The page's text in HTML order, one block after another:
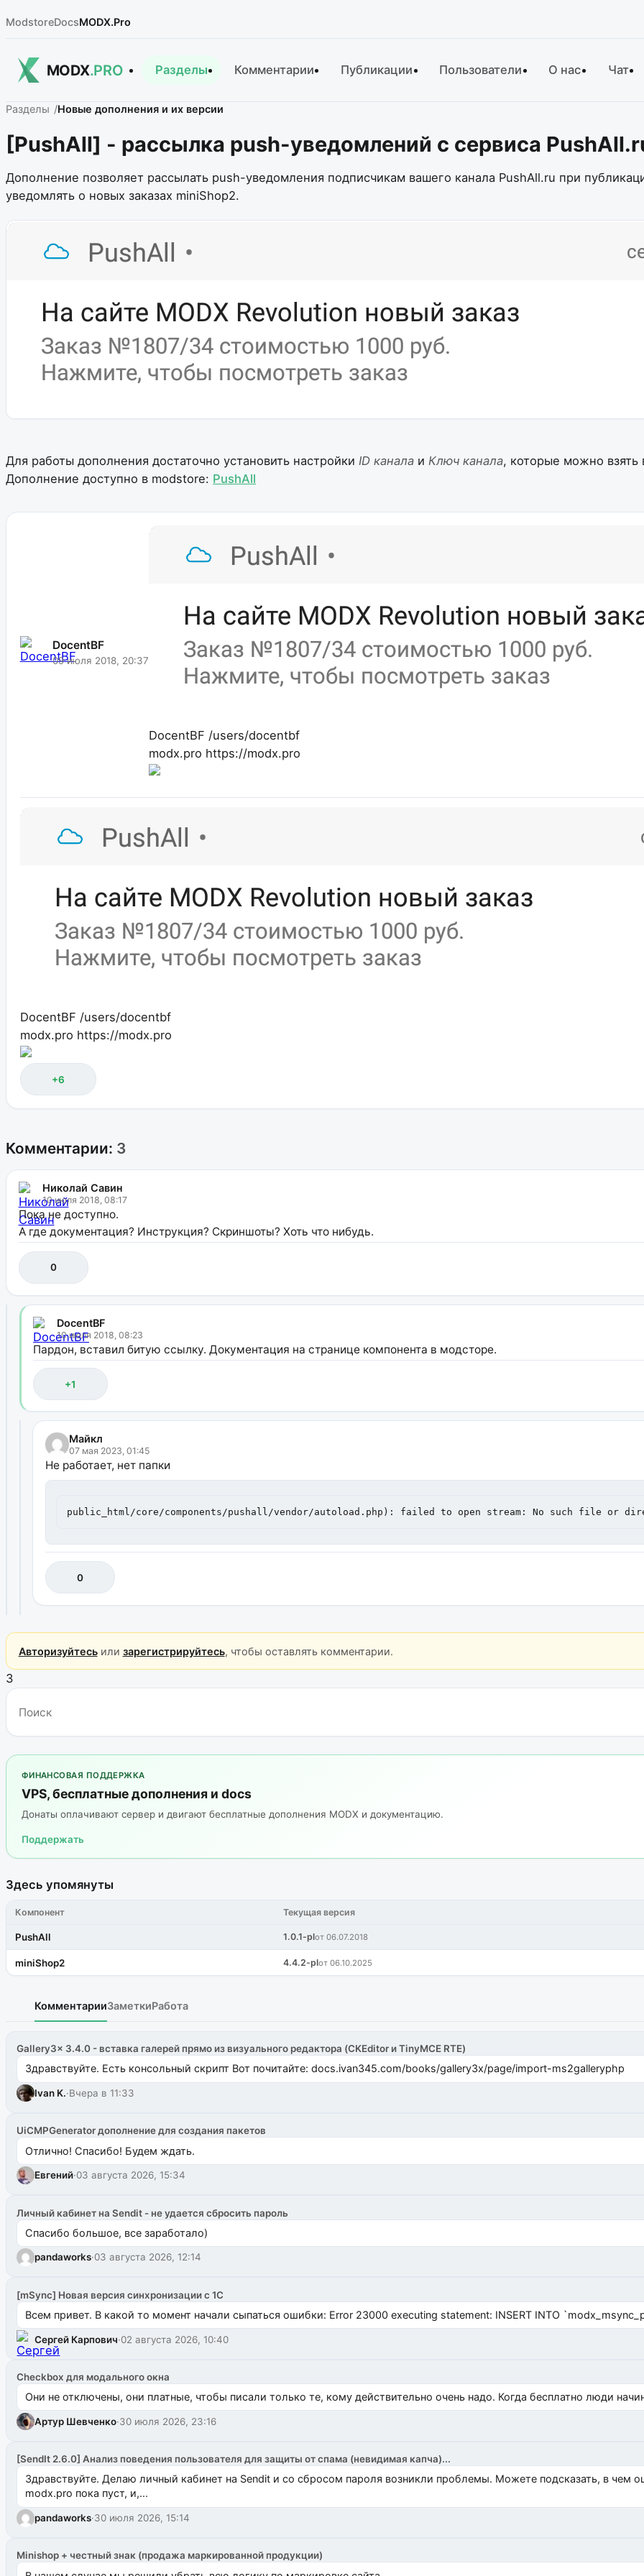
ModstoreDocsMODX.Pro
MODX.PRO Разделы Комментарии Публикации Пользователи О нас Чат
Разделы Новые дополнения и их версии
[PushAll] - рассылка push-уведомлений с сервиса
Дополнение позволяет рассылать push-уведомления подписчикам вашего канала PushAll.ru при
уведомлять о новых заказах miniShop2.
Для работы дополнения достаточно установить настройки ID канала и Ключ канала, которые можно взять
Дополнение доступно в modstore: PushAll
DocentBF
09 июля 2018, 20:37
DocentBF /users/docentbf
modx.pro https://modx.pro
DocentBF /users/docentbf
modx.pro https://modx.pro
+6
Комментарии: 3
Николай Савин
10 июля 2018, 08:17
Пока не доступно.
А где документация? Инструкция? Скриншоты? Хоть что нибудь.
0
DocentBF
10 июля 2018, 08:23
Пардон, вставил битую ссылку. Документация на странице компонента в модсторе.
+1
Майкл
07 мая 2023, 01:45
Не работает, нет папки
public_html/core/components/pushall/vendor/autoload.php): failed to open stream: No such file or
0
Авторизуйтесьили зарегистрируйтесь, чтобы оставлять комментарии.
3
ФИНАНСОВАЯ ПОДДЕРЖКА
VPS, бесплатные дополнения и docs
Донаты оплачивают сервер и двигают бесплатные дополнения MODX и документацию.
Поддержать
Здесь упомянуты
Компонент Текущая версия
PushAll 1.0.1-plот 06.07.2018
miniShop2 4.4.2-plот 06.10.2025
КомментарииЗаметкиРабота
Gallery3x 3.4.0 - вставка галерей прямо из визуального редактора (CKEditor и TinyMCE RTE)
Здравствуйте. Есть консольный скрипт Вот почитайте: docs.ivan345.com/books/gallery3x/page/import-ms2galleryphp
Ivan K.·Вчера в 11:33
UiCMPGenerator дополнение для создания пакетов
Отлично! Спасибо! Будем ждать.
Евгений·03 августа 2026, 15:34
Личный кабинет на Sendit - не удается сбросить пароль
Спасибо большое, все заработало)
pandaworks·03 августа 2026, 12:14
[mSync] Новая версия синхронизации с 1С
Всем привет. В какой то момент начали сыпаться ошибки: Error 23000 executing statement: INSERT INTO
Сергей Карпович·02 августа 2026, 10:40
Checkbox для модального окна
Они не отключены, они платные, чтобы писали только те, кому действительно очень надо. Когда бесплатно люди
Артур Шевченко·30 июля 2026, 23:16
[SendIt 2.6.0] Анализ поведения пользователя для защиты от спама (невидимая капча)...
Здравствуйте. Делаю личный кабинет на Sendit и со сбросом пароля возникли проблемы. Можете подсказать, в чем
modx.pro пока пуст, и,...
pandaworks·30 июля 2026, 15:14
Minishop + честный знак (продажа маркированной продукции)